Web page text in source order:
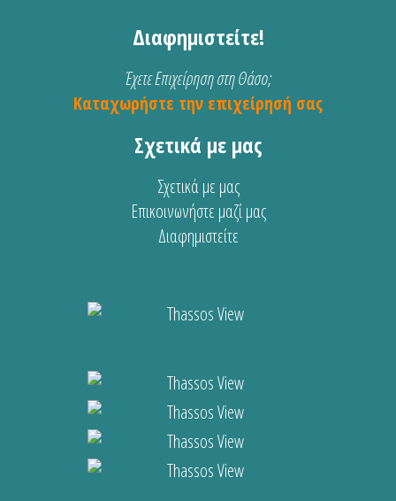
Διαφημιστείτε!
Έχετε Επιχείρηση στη Θάσο;
Καταχωρήστε την επιχείρησή σας
Σχετικά με μας
Σχετικά με μας
Επικοινωνήστε μαζί μας
Διαφημιστείτε